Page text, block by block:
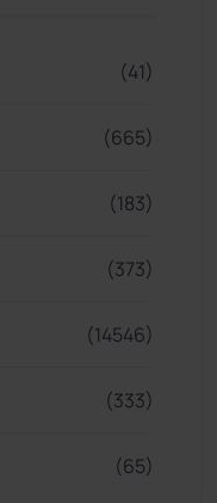
(41)
(665)
(183)
(373)
(14546)
(333)
(65)